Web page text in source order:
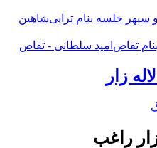
شاهین
امید سلطانی - تقاص
زار
زار راغب